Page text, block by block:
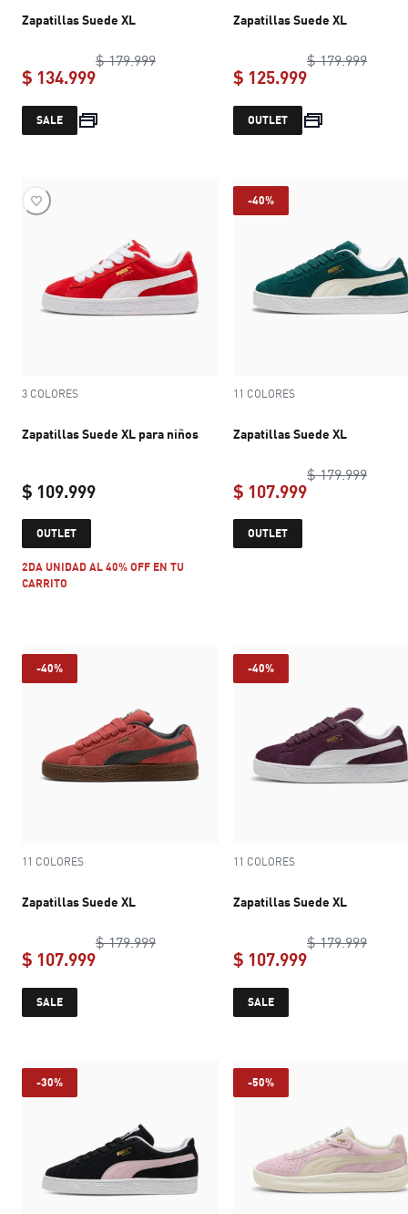
Zapatillas Suede XL
$ 179.999original price $ 179.999
$ 134.999
current price $ 134.999
SALE
Zapatillas Suede XL
$ 179.999
$ 125.999
current price $
OUTLET
3 COLORES
Zapatillas Suede XL para niños
$ 109.999
current price $ 109.999
OUTLET
2DA UNIDAD AL 40% OFF EN TU
CARRITO
-40%
11 COLORES
Zapatillas Suede XL
$ 179.999
$ 107.999
OUTLET
-40%
11 COLORES
Zapatillas Suede XL
$ 179.999original price $ 179.999
$ 107.999
current price $ 107.999
SALE
-40%
11 COLORES
Zapatillas Suede XL
$ 179.999
$ 107.999
SALE
-30% -50%